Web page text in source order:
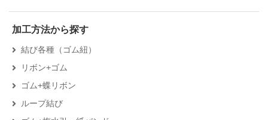
加工方法から探す
結び各種（ゴム紐）
リボン+ゴム
ゴム+蝶リボン
ループ結び